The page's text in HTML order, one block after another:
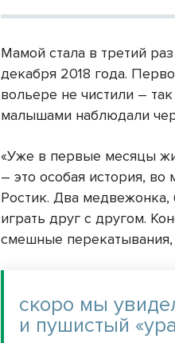
Мамой стала в третий
декабря 2018 года.
вольере не чистили –
малышами наблюдали
«Уже в первые месяцы
– это особая история,
Ростик. Два медвежонка,
играть друг с другом.
смешные
скоро мы
и пушистый